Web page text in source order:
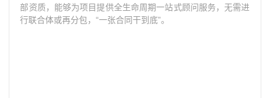
部资质，能够为项目提供全生命周期一站式顾问服务，无需进
行联合体或再分包，“一张合同干到底”。